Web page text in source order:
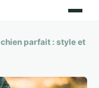
parfait : style et